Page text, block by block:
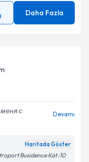
Daha Fazla
с
Devamı
Haritada Göster
Busidence Kat :10